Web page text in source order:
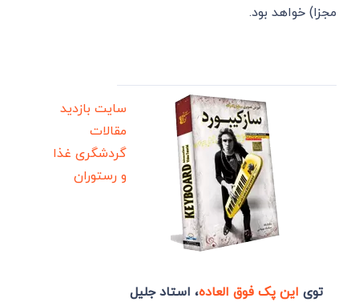
مجزا) خواهد بود.
توی این پک فوق العاده، استاد جلیل
سایت بازدید
مقالات
گردشگری غذا
و رستوران